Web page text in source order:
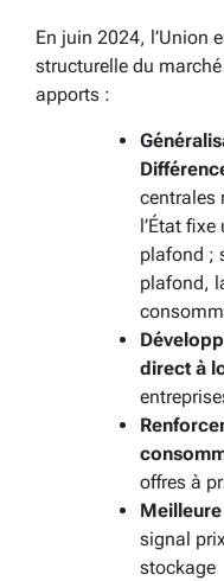
En juin 2024, l’Union
structurelle du
apports :
centrales
l’État
plafond ;
plafond,
direct à
offres à
signal
stockage